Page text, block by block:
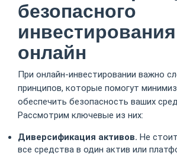
безопасного
инвестирования
онлайн
При онлайн-инвестировании важно
принципов, которые помогут
обеспечить безопасность ваших
Рассмотрим ключевые из них:
Диверсификация активов. Не
все средства в один актив или